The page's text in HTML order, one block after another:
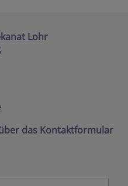
Lohr
das Kontaktformular